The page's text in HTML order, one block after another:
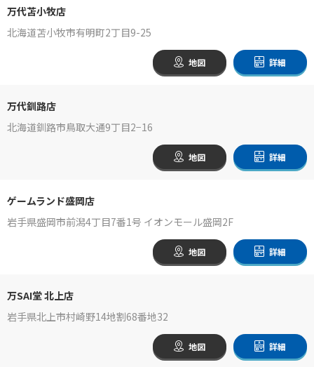
万代苫小牧店
北海道苫小牧市有明町2丁目9-25
地図 詳細
万代釧路店
北海道釧路市鳥取大通9丁目2−16
地図 詳細
ゲームランド盛岡店
岩手県盛岡市前潟4丁目7番1号 イオンモール盛岡2F
地図 詳細
万SAI堂 北上店
岩手県北上市村崎野14地割68番地32
地図 詳細